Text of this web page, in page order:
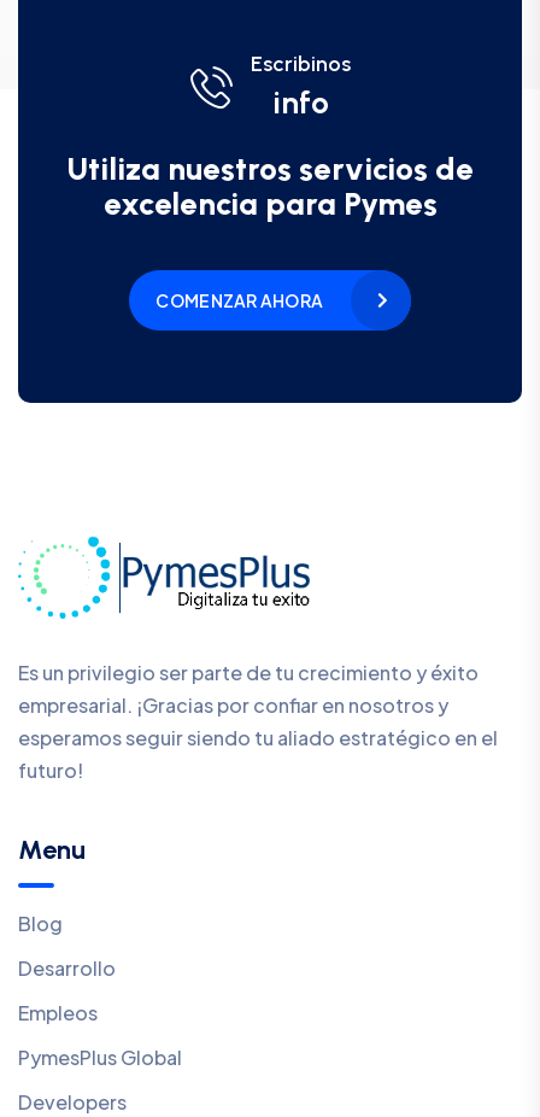
Escribinos
info
Utiliza nuestros servicios de
excelencia para Pymes
COMENZAR AHORA
Es un privilegio ser parte de tu crecimiento y éxito
empresarial. ¡Gracias por confiar en nosotros y
esperamos seguir siendo tu aliado estratégico en el
futuro!
Menu
Blog
Desarrollo
Empleos
PymesPlus Global
Developers